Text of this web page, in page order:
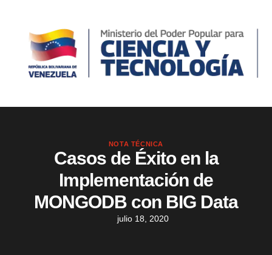
NOTA TÉCNICA
Casos de Éxito en la
Implementación de
MONGODB con BIG Data
julio 18, 2020